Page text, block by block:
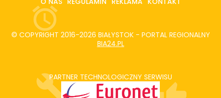
© COPYRIGHT 2016-2026 BIAŁYSTOK - PORTAL REGIONALNY
BIA24.PL
PARTNER TECHNOLOGICZNY SERWISU